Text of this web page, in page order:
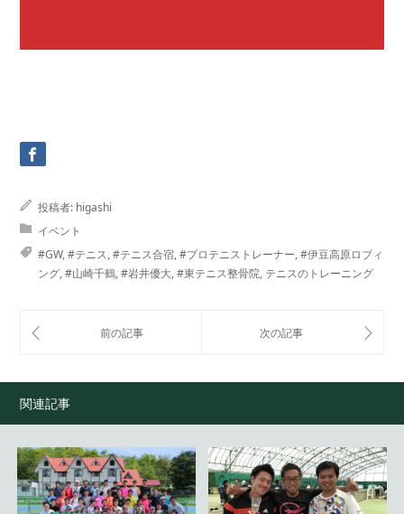
投稿者: higashi
イベント
#GW,#テニス,#テニス合宿,#プロテニストレーナー,#伊豆高原ロブィ
ング,#山崎千鶴,#岩井優大,#東テニス整骨院, テニスのトレーニング
関連記事